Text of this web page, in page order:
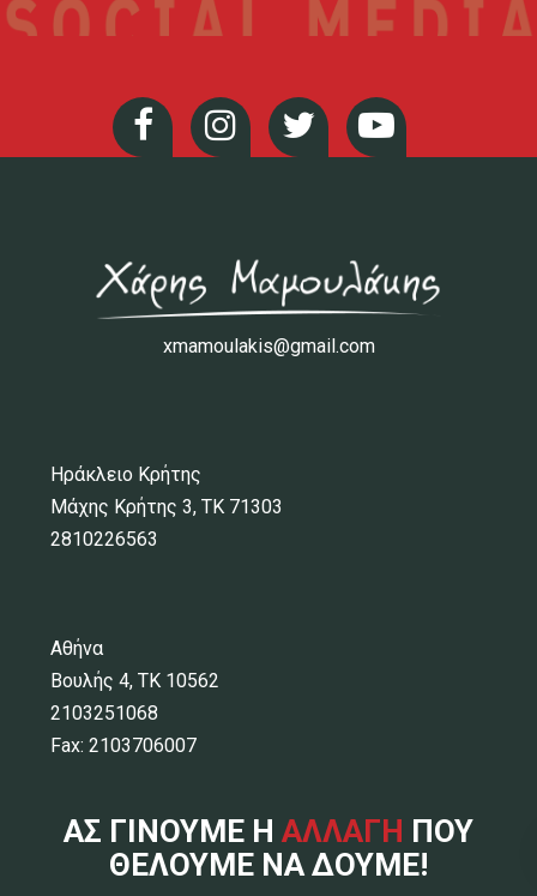
xmamoulakis@gmail.com
Ηράκλειο Κρήτης
Μάχης Κρήτης 3, ΤΚ 71303
2810226563
Αθήνα
Βουλής 4, ΤΚ 10562
2103251068
Fax: 2103706007
ΑΣ ΓΙΝΟΥΜΕ Η ΑΛΛΑΓΗ ΠΟΥ
ΘΕΛΟΥΜΕ ΝΑ ΔΟΥΜΕ!